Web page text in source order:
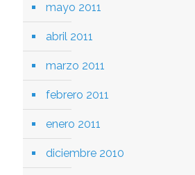
mayo 2011
abril 2011
marzo 2011
febrero 2011
enero 2011
diciembre 2010